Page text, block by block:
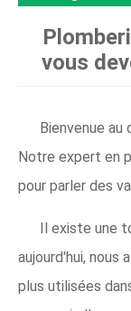
vous
Bienvenue
Notre expert en
pour parler des
Il existe une
aujourd'hui, nous
plus utilisées